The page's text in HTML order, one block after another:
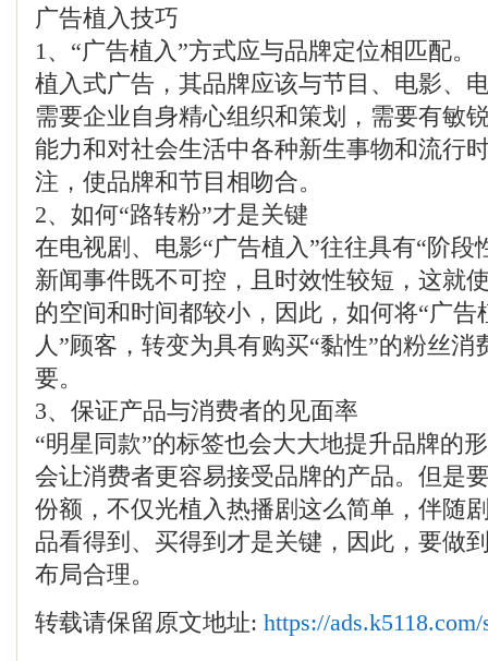
广告植入技巧
1、“广告植入”方式应与品牌定位相匹配。
植入式广告，其品牌应该与节目、电影、
需要企业自身精心组织和策划，需要有敏
能力和对社会生活中各种新生事物和流行
注，使品牌和节目相吻合。
2、如何“路转粉”才是关键
在电视剧、电影“广告植入”往往具有“阶段
新闻事件既不可控，且时效性较短，这就
的空间和时间都较小，因此，如何将“广告
人”顾客，转变为具有购买“黏性”的粉丝
要。
3、保证产品与消费者的见面率
“明星同款”的标签也会大大地提升品牌的
会让消费者更容易接受品牌的产品。但是
份额，不仅光植入热播剧这么简单，伴随
品看得到、买得到才是关键，因此，要做
布局合理。
转载请保留原文地址: https://